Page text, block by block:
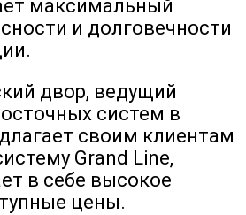
максимальный
и долговечности
двор, ведущий
систем в
своим клиентам
Grand Line,
в себе высокое
цены.